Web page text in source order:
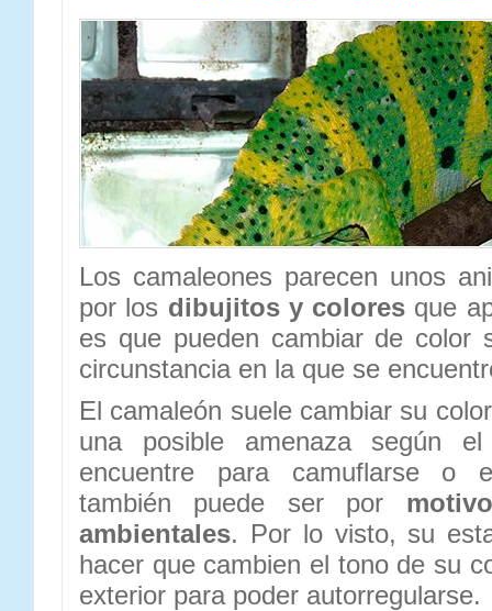
Los camaleones parecen unos
por los dibujitos y colores que
es que pueden cambiar de color
circunstancia en la que se
El camaleón suele cambiar su
una posible amenaza según
encuentre para camuflarse o
también puede ser por
ambientales. Por lo visto, su
hacer que cambien el tono de su
exterior para poder autorregularse.